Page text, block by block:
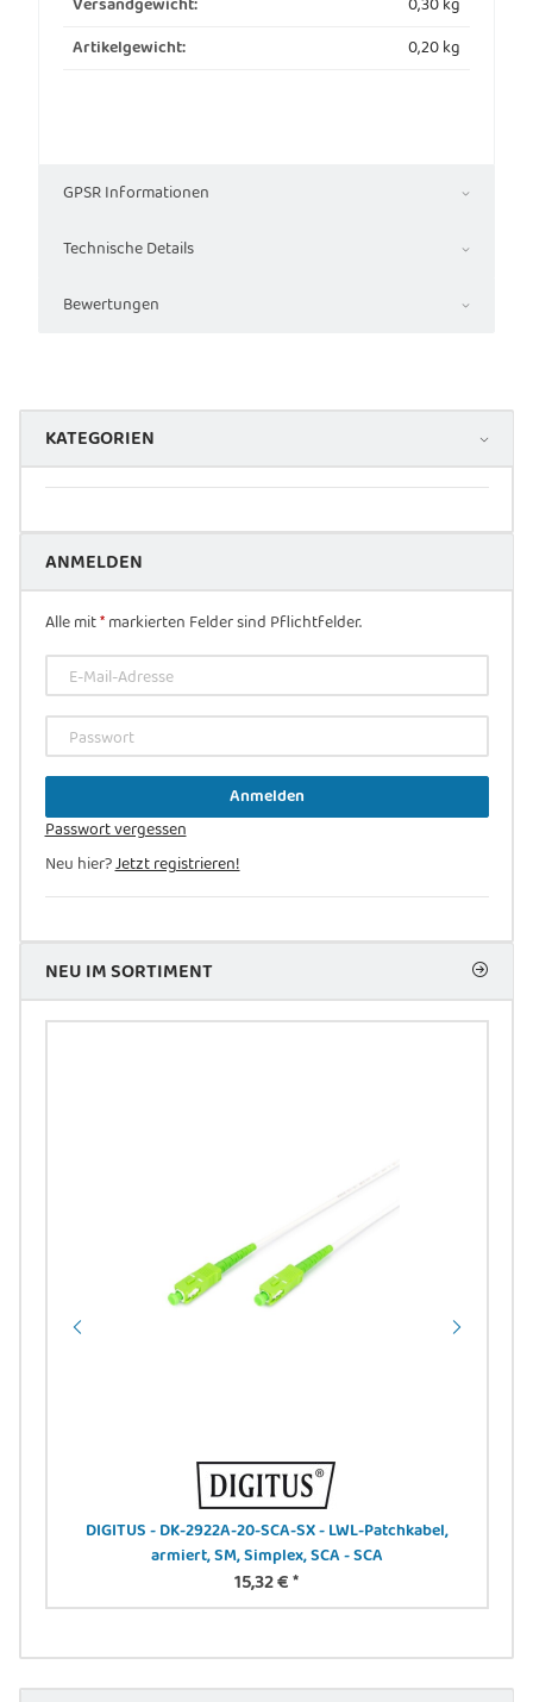
Versandgewicht:
Artikelgewicht:
0,20kg
GPSR Informationen
Technische Details
Bewertungen
KATEGORIEN
ANMELDEN
Alle mit*markierten Felder sind Pflichtfelder.
E-Mail-Adresse
Passwort
Anmelden
Passwort vergessen
Neu hier?Jetzt registrieren!
NEU IM SORTIMENT
DIGITUS - DK-2922A-20-SCA-SX - LWL-Patchkabel,
armiert, SM, Simplex, SCA - SCA
15,32 €*